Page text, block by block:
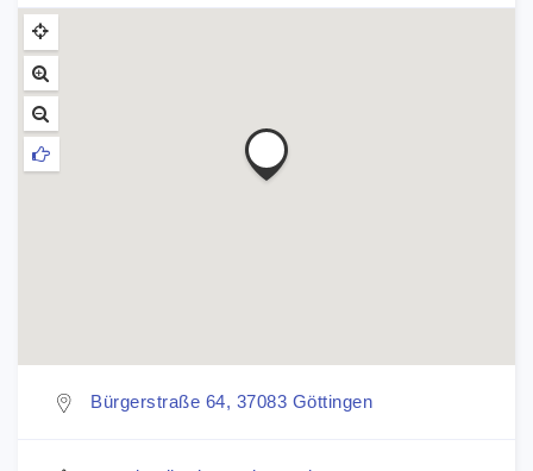
Bürgerstraße 64, 37083 Göttingen